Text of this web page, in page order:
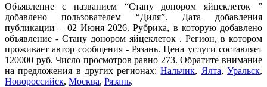
Объявление с названием “Стану донором яйцеклеток ”
добавлено пользователем “Диля”. Дата добавления
публикации – 02 Июня 2026. Рубрика, в которую добавлено
объявление - Стану донором яйцеклеток . Регион, в котором
проживает автор сообщения - Рязань. Цена услуги составляет
120000 руб. Число просмотров равно 273. Обратите внимание
на предложения в других регионах:Нальчик, Ялта,Уральск,
Новороссийск, Москва, Рязань.